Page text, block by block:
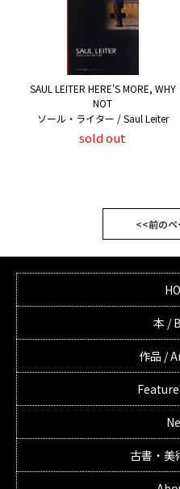
SAUL LEITER HERE'S MORE, WHY
NOT
ソール・ライター / Saul Leiter
sold out
<<前のペ
本 /
作品 /
古書・美